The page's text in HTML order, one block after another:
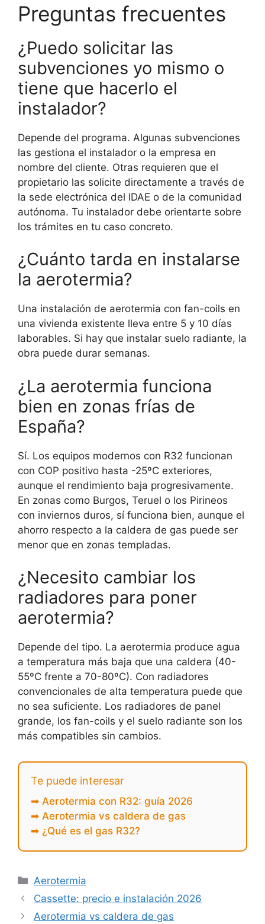
Preguntas frecuentes
¿Puedo solicitar las
subvenciones yo mismo o
tiene que hacerlo el
instalador?
Depende del programa. Algunas subvenciones
las gestiona el instalador o la empresa en
nombre del cliente. Otras requieren que el
propietario las solicite directamente a través de
la sede electrónica del IDAE o de la comunidad
autónoma. Tu instalador debe orientarte sobre
los trámites en tu caso concreto.
¿Cuánto tarda en instalarse
la aerotermia?
Una instalación de aerotermia con fan-coils en
una vivienda existente lleva entre 5 y 10 días
laborables. Si hay que instalar suelo radiante, la
obra puede durar semanas.
¿La aerotermia funciona
bien en zonas frías de
España?
Sí. Los equipos modernos con R32 funcionan
con COP positivo hasta -25ºC exteriores,
aunque el rendimiento baja progresivamente.
En zonas como Burgos, Teruel o los Pirineos
con inviernos duros, sí funciona bien, aunque el
ahorro respecto a la caldera de gas puede ser
menor que en zonas templadas.
¿Necesito cambiar los
radiadores para poner
aerotermia?
Depende del tipo. La aerotermia produce agua
a temperatura más baja que una caldera (40-
55ºC frente a 70-80ºC). Con radiadores
convencionales de alta temperatura puede que
no sea suficiente. Los radiadores de panel
grande, los fan-coils y el suelo radiante son los
más compatibles sin cambios.
Te puede interesar
➡ Aerotermia con R32: guía 2026
➡ Aerotermia vs caldera de gas
➡ ¿Qué es el gas R32?
Aerotermia
Cassette: precio e instalación 2026
Aerotermia vs caldera de gas